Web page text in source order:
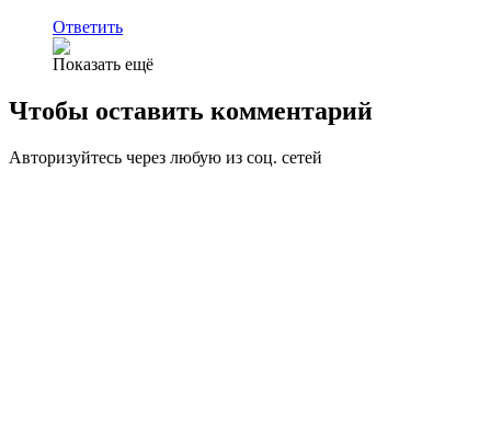
Ответить
Показать ещё
Чтобы оставить комментарий
Авторизуйтесь через любую из соц. сетей